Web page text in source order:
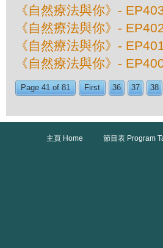
《自然療法與你》-
《自然療法與你》-
《自然療法與你》-
《自然療法與你》-
Page 41 of 81 First 36 37 38
主頁 Home 節目表 Program